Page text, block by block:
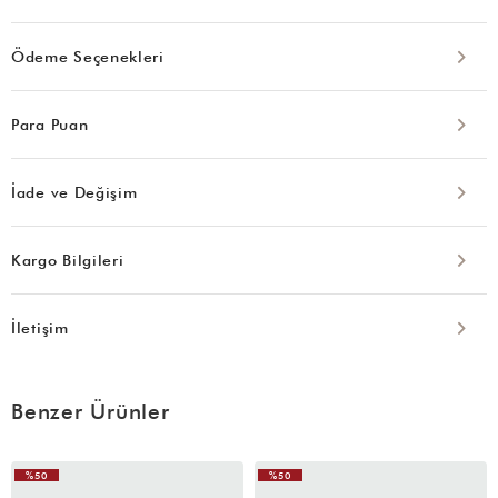
Ödeme Seçenekleri
Para Puan
İade ve Değişim
Kargo Bilgileri
İletişim
Benzer Ürünler
%50 %50